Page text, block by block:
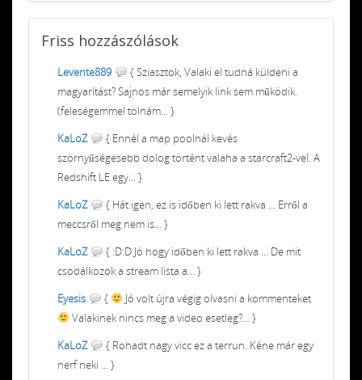
Friss hozzászólások
Levente889
{ Sziasztok, Valaki el tudná küldeni a
magyarítást? Sajnos már semelyik link sem működik.
(feleségemmel tolnám... }
KaLoZ
{ Ennél a map poolnál kevés
szörnyűségesebb dolog történt valaha a starcraft2-vel. A
Redshift LE egy... }
KaLoZ
{ Hát igen, ez is időben ki lett rakva ... Erről a
meccsről meg nem is... }
KaLoZ
{ :D:D Jó hogy időben ki lett rakva ... De mit
csodálkozok a stream lista a... }
Eyesis
{
Jó volt újra végig olvasni a kommenteket
Valakinek nincs meg a video esetleg?... }
KaLoZ
{ Rohadt nagy vicc ez a terrun. Kéne már egy
nerf neki ... }